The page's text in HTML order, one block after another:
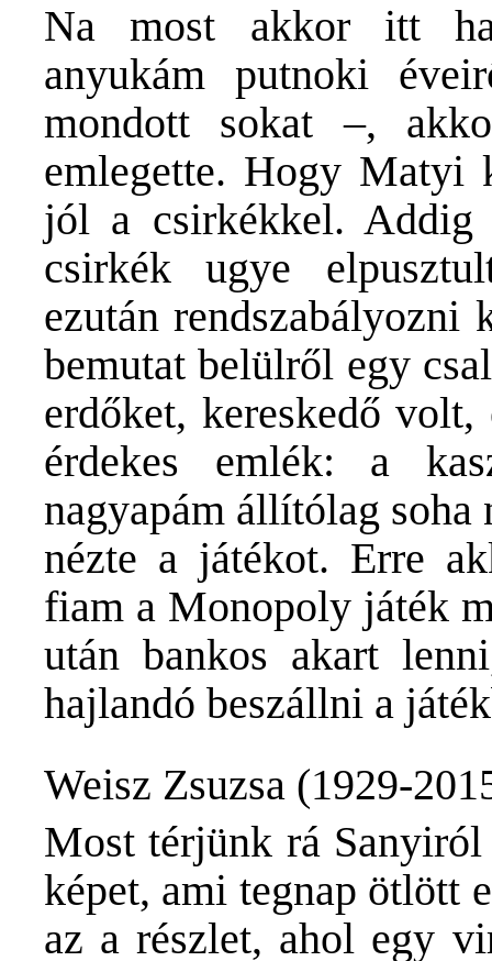
Na most akkor itt
anyukám putnoki
mondott sokat –,
emlegette. Hogy Matyi
jól a csirkékkel. Addig
csirkék ugye
ezután
bemutat belülről egy
erdőket, kereskedő
érdekes emlék: a
nagyapám állítólag
nézte a játékot. Erre
fiam a Monopoly játék
után bankos akart
hajlandó beszállni a
Weisz Zsuzsa (1929-
Most térjünk rá
képet, ami tegnap ötlött
az a részlet, ahol egy